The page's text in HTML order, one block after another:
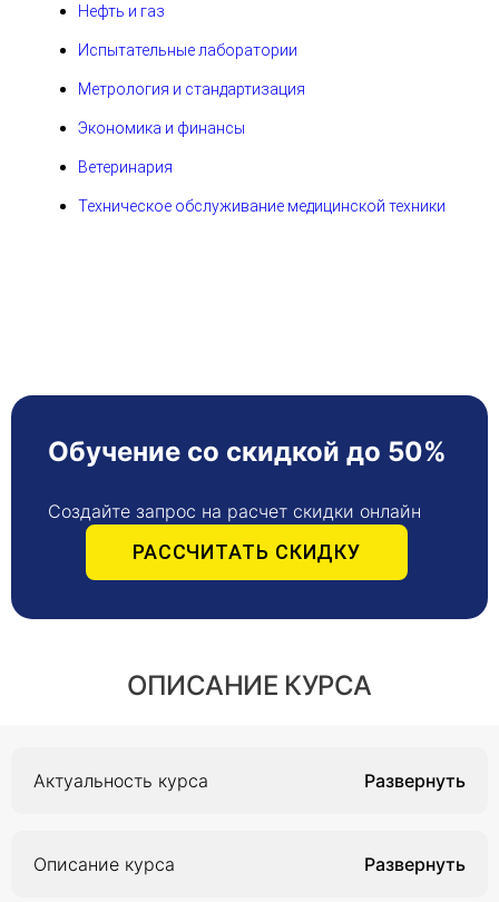
Нефть и газ
Испытательные лаборатории
Метрология и стандартизация
Экономика и финансы
Ветеринария
Техническое обслуживание медицинской техники
Обучение со скидкой до 50%
Создайте запрос на расчет скидки онлайн
РАССЧИТАТЬ СКИДКУ
ОПИСАНИЕ КУРСА
Актуальность курса
системе оказания медицинской помощи из-за
Описание курса